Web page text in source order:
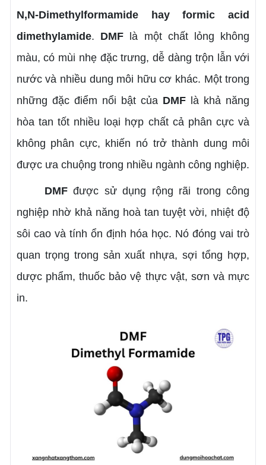
N,N-Dimethylformamide hay formic acid
dimethylamide. DMFlà một chất lỏng không
màu, có mùi nhẹ đặc trưng, dễ dàng trộn lẫn với
nước và nhiều dung môi hữu cơ khác. Một trong
những đặc điểm nổi bật của DMF là khả năng
hòa tan tốt nhiều loại hợp chất cả phân cực và
không phân cực, khiến nó trở thành dung môi
được ưa chuộng trong nhiều ngành công nghiệp.
DMF được sử dụng rộng rãi trong công
nghiệp nhờ khả năng hoà tan tuyệt vời, nhiệt độ
sôi cao và tính ổn định hóa học. Nó đóng vai trò
quan trọng trong sản xuất nhựa, sợi tổng hợp,
dược phẩm, thuốc bảo vệ thực vật, sơn và mực
in.